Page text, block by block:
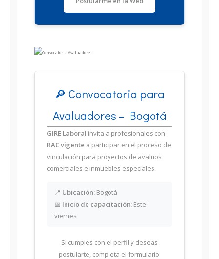
🔎 Convocatoria para
Avaluadores – Bogotá
GIRE Laboral invita a profesionales con
RAC vigente a participar en el proceso de
vinculación para proyectos de avalúos
comerciales e inmuebles especiales.
📍 Ubicación: Bogotá
📅 Inicio de capacitación: Este
viernes
Si cumples con el perfil y deseas
postularte, completa el formulario: